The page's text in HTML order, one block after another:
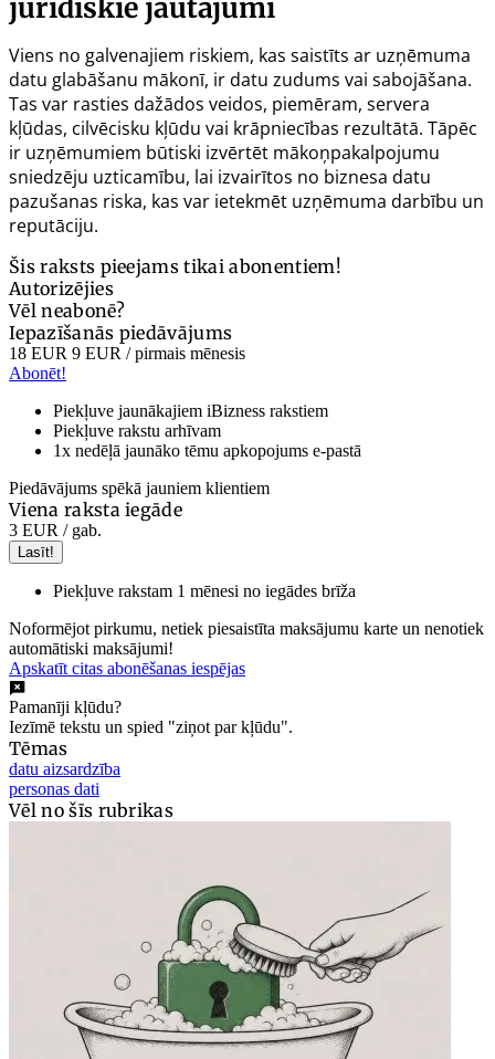
juridiskie jautājumi
Viens no galvenajiem riskiem, kas saistīts ar uzņēmuma
datu glabāšanu mākonī, ir datu zudums vai sabojāšana.
Tas var rasties dažādos veidos, piemēram, servera
kļūdas, cilvēcisku kļūdu vai krāpniecības rezultātā. Tāpēc
ir uzņēmumiem būtiski izvērtēt mākoņpakalpojumu
sniedzēju uzticamību, lai izvairītos no biznesa datu
pazušanas riska, kas var ietekmēt uzņēmuma darbību un
reputāciju.
Šis raksts pieejams tikai abonentiem!
Autorizējies
Vēl neabonē?
Iepazīšanās piedāvājums
18 EUR 9 EUR / pirmais mēnesis
Abonēt!
Piekļuve jaunākajiem iBizness rakstiem
Piekļuve rakstu arhīvam
1x nedēļā jaunāko tēmu apkopojums e-pastā
Piedāvājums spēkā jauniem klientiem
Viena raksta iegāde
3 EUR / gab.
Lasīt!
Piekļuve rakstam 1 mēnesi no iegādes brīža
Noformējot pirkumu, netiek piesaistīta maksājumu karte un nenotiek
automātiski maksājumi!
Apskatīt citas abonēšanas iespējas
Pamanīji kļūdu?
Iezīmē tekstu un spied "ziņot par kļūdu".
Tēmas
datu aizsardzība
personas dati
Vēl no šīs rubrikas